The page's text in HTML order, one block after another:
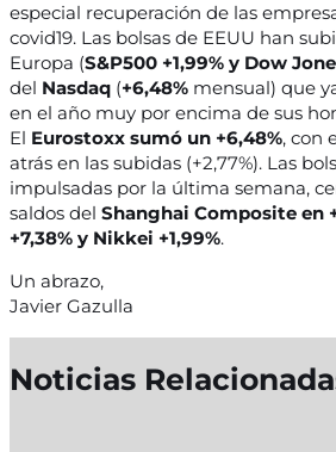
especial recuperación de las
covid19. Las bolsas de EEUU han
Europa (S&P500 +1,99% y Dow
del Nasdaq (+6,48% mensual) que
en el año muy por encima de sus
El Eurostoxx sumó un +6,48%, con
atrás en las subidas (+2,77%). Las
impulsadas por la última semana,
saldos del Shanghai Composite en
+7,38% y Nikkei +1,99%.
Un abrazo,
Javier Gazulla
Noticias